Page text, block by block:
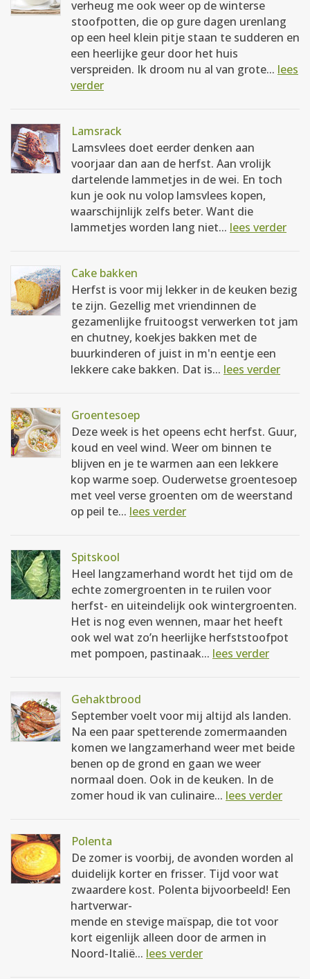
verheug me ook weer op de winterse
stoofpotten, die op gure dagen urenlang
op een heel klein pitje staan te sudderen en
een heerlijke geur door het huis
verspreiden. Ik droom nu al van grote... lees
verder
Lamsrack
Lamsvlees doet eerder denken aan
voorjaar dan aan de herfst. Aan vrolijk
dartelende lammetjes in de wei. En toch
kun je ook nu volop lamsvlees kopen,
waarschijnlijk zelfs beter. Want die
lammetjes worden lang niet... lees verder
Cake bakken
Herfst is voor mij lekker in de keuken bezig
te zijn. Gezellig met vriendinnen de
gezamenlijke fruitoogst verwerken tot jam
en chutney, koekjes bakken met de
buurkinderen of juist in m'n eentje een
lekkere cake bakken. Dat is... lees verder
Groentesoep
Deze week is het opeens echt herfst. Guur,
koud en veel wind. Weer om binnen te
blijven en je te warmen aan een lekkere
kop warme soep. Ouderwetse groentesoep
met veel verse groenten om de weerstand
op peil te... lees verder
Spitskool
Heel langzamerhand wordt het tijd om de
echte zomergroenten in te ruilen voor
herfst- en uiteindelijk ook wintergroenten.
Het is nog even wennen, maar het heeft
ook wel wat zo’n heerlijke herfststoofpot
met pompoen, pastinaak... lees verder
Gehaktbrood
September voelt voor mij altijd als landen.
Na een paar spetterende zomermaanden
komen we langzamerhand weer met beide
benen op de grond en gaan we weer
normaal doen. Ook in de keuken. In de
zomer houd ik van culinaire... lees verder
Polenta
De zomer is voorbij, de avonden worden al
duidelijk korter en frisser. Tijd voor wat
zwaardere kost. Polenta bijvoorbeeld! Een
hartverwar-
mende en stevige maïspap, die tot voor
kort eigenlijk alleen door de armen in
Noord-Italië... lees verder